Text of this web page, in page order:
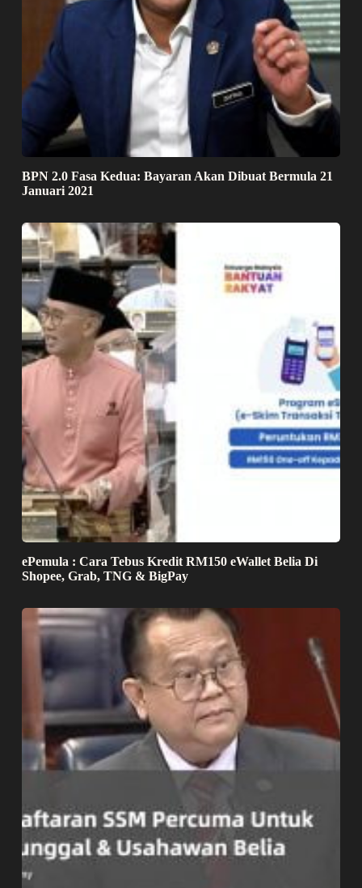
BPN 2.0 Fasa Kedua: Bayaran Akan Dibuat Bermula 21
Januari 2021
ePemula : Cara Tebus Kredit RM150 eWallet Belia Di
Shopee, Grab, TNG & BigPay